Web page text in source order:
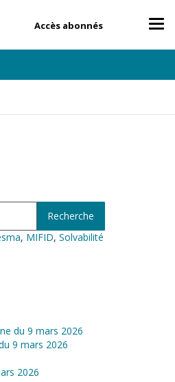
Accès abonnés
, MIFID, Solvabilité
du 9 mars 2026
9 mars 2026
2026